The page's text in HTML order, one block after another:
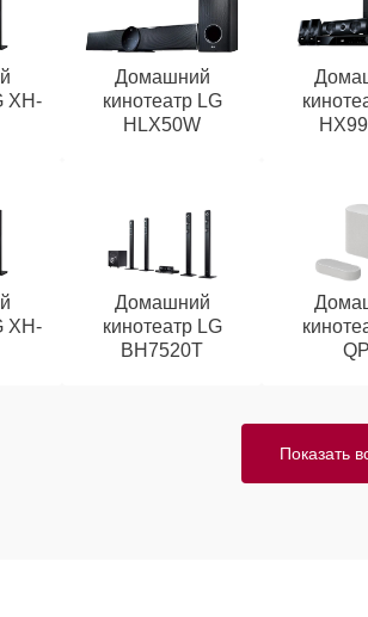
XH-
Домашний
кинотеатр LG
HLX50W
XH-
Домашний
кинотеатр LG
BH7520T
Показать